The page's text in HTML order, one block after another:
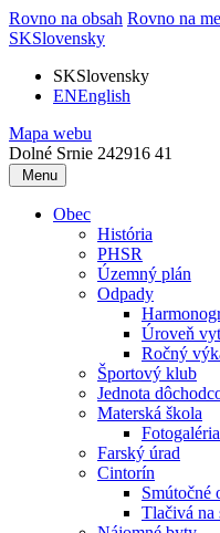
Rovno na obsah Rovno na
SKSlovensky
SKSlovensky
ENEnglish
Mapa webu
Dolné Srnie 242916 41
Menu
Obec
História
PHSR
Územný plán
Odpady
Úroveň
Ročný
Športový klub
Jednota
Materská škola
Farský úrad
Cintorín
Smútočné
Tlačivá na